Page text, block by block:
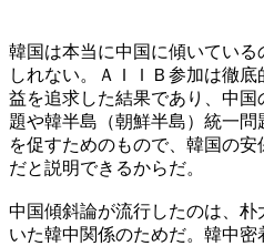
韓国は本当に中国に傾いてい
しれない。ＡＩＩＢ参加は徹
益を追求した結果であり、中
題や韓半島（朝鮮半島）統一
を促すためのもので、韓国の
だと説明できるからだ。
中国傾斜論が流行したのは、
いた韓中関係のためだ。韓中密